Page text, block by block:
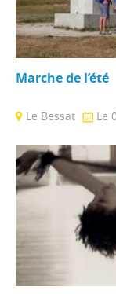
Marche de l’été
Le Bessat
Le
accompagnée par